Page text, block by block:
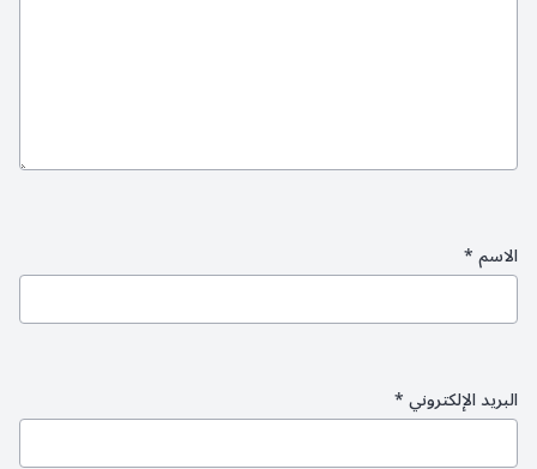
الاسم*
البريد الإلكتروني*